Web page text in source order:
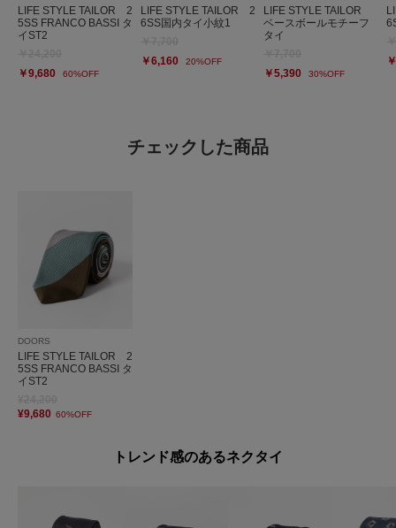
LIFE STYLE TAILOR 2
5SS FRANCO BASSI タ
イST2
￥9,680
60%OFF
LIFE STYLE TAILOR 2
6SS国内タイ小紋1
￥6,160
20%OFF
LIFE STYLE TAILOR
ベースボールモチーフ
タイ
￥5,390
30%OFF
チェックした商品
DOORS
LIFE STYLE TAILOR 2
5SS FRANCO BASSI タ
イST2
¥9,680 60%OFF
トレンド感のあるネクタイ